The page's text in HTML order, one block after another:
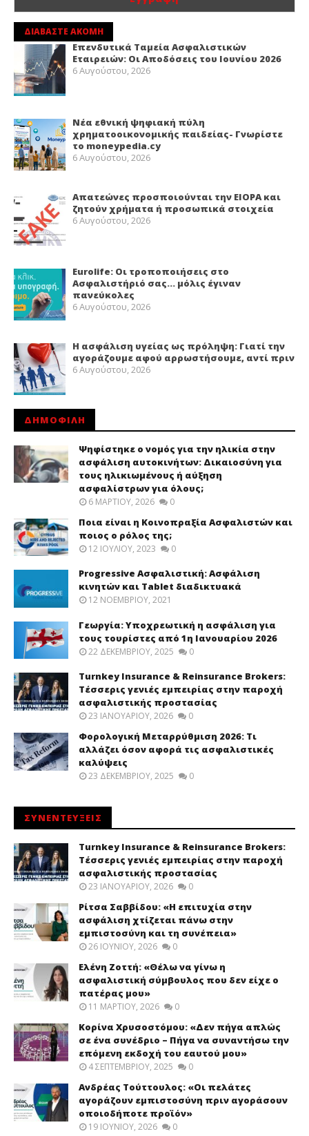
ΔΙΑΒΑΣΤΕ ΑΚΟΜΗ
Επενδυτικά Ταμεία Ασφαλιστικών
Εταιρειών: Οι Αποδόσεις του Ιουνίου 2026
6 Αυγούστου, 2026
Νέα εθνική ψηφιακή πύλη
χρηματοοικονομικής παιδείας- Γνωρίστε
το moneypedia.cy
6 Αυγούστου, 2026
Απατεώνες προσποιούνται την EIOPA και
ζητούν χρήματα ή προσωπικά στοιχεία
6 Αυγούστου, 2026
Eurolife: Οι τροποποιήσεις στο
Ασφαλιστήριό σας… μόλις έγιναν
πανεύκολες
6 Αυγούστου, 2026
Η ασφάλιση υγείας ως πρόληψη: Γιατί την
αγοράζουμε αφού αρρωστήσουμε, αντί πριν
6 Αυγούστου, 2026
ΔΗΜΟΦΙΛΗ
Ψηφίστηκε ο νομός για την ηλικία στην
ασφάλιση αυτοκινήτων: Δικαιοσύνη για
τους ηλικιωμένους ή αύξηση
ασφαλίστρων για όλους;
6 ΜΑΡΤΊΟΥ, 2026 0
Ποια είναι η Κοινοπραξία Ασφαλιστών και
ποιος ο ρόλος της;
12 ΙΟΥΛΊΟΥ, 2023 0
Progressive Ασφαλιστική: Ασφάλιση
κινητών και Tablet διαδικτυακά
12 ΝΟΕΜΒΡΊΟΥ, 2021
Γεωργία: Υποχρεωτική η ασφάλιση για
τους τουρίστες από 1η Ιανουαρίου 2026
22 ΔΕΚΕΜΒΡΊΟΥ, 2025 0
Turnkey Insurance & Reinsurance Brokers:
Τέσσερις γενιές εμπειρίας στην παροχή
ασφαλιστικής προστασίας
23 ΙΑΝΟΥΑΡΊΟΥ, 2026 0
Φορολογική Μεταρρύθμιση 2026: Τι
αλλάζει όσον αφορά τις ασφαλιστικές
καλύψεις
23 ΔΕΚΕΜΒΡΊΟΥ, 2025 0
ΣΥΝΕΝΤΕΥΞΕΙΣ
Turnkey Insurance & Reinsurance Brokers:
Τέσσερις γενιές εμπειρίας στην παροχή
ασφαλιστικής προστασίας
23 ΙΑΝΟΥΑΡΊΟΥ, 2026 0
Ρίτσα Σαββίδου: «Η επιτυχία στην
ασφάλιση χτίζεται πάνω στην
εμπιστοσύνη και τη συνέπεια»
26 ΙΟΥΝΊΟΥ, 2026 0
Ελένη Ζοττή: «Θέλω να γίνω η
ασφαλιστική σύμβουλος που δεν είχε ο
πατέρας μου»
11 ΜΑΡΤΊΟΥ, 2026 0
Κορίνα Χρυσοστόμου: «Δεν πήγα απλώς
σε ένα συνέδριο – Πήγα να συναντήσω την
επόμενη εκδοχή του εαυτού μου»
4 ΣΕΠΤΕΜΒΡΊΟΥ, 2025 0
Ανδρέας Τούττουλος: «Οι πελάτες
αγοράζουν εμπιστοσύνη πριν αγοράσουν
οποιοδήποτε προϊόν»
19 ΙΟΥΝΊΟΥ, 2026 0